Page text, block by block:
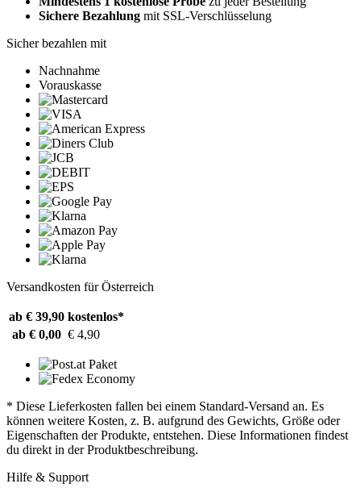
Sichere Bezahlung mit SSL-Verschlüsselung
Sicher bezahlen mit
Nachnahme
Vorauskasse
Versandkosten für Österreich
ab € 39,90 kostenlos*
ab € 0,00 € 4,90
* Diese Lieferkosten fallen bei einem Standard-Versand an. Es
können weitere Kosten, z. B. aufgrund des Gewichts, Größe oder
Eigenschaften der Produkte, entstehen. Diese Informationen findest
du direkt in der Produktbeschreibung.
Hilfe & Support